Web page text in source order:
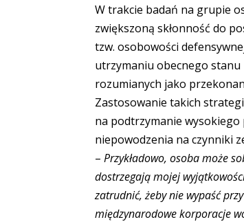
W trakcie badań na grupie
zwiększoną skłonność do
tzw. osobowości
utrzymaniu obecnego
rozumianych jako
Zastosowanie takich
na podtrzymanie wysokiego
niepowodzenia na czynniki
–Przykładowo, osoba może
dostrzegają mojej
zatrudnić, żeby nie wypaść
międzynarodowe korporacje